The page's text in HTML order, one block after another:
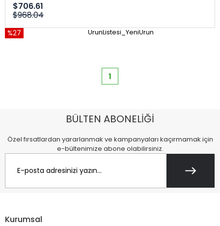
$706.61
$968.04
%27 UrunListesi_YeniUrun
1
BÜLTEN ABONELİĞİ
Özel fırsatlardan yararlanmak ve kampanyaları kaçırmamak için
e-bültenimize abone olabilirsiniz.
Kurumsal